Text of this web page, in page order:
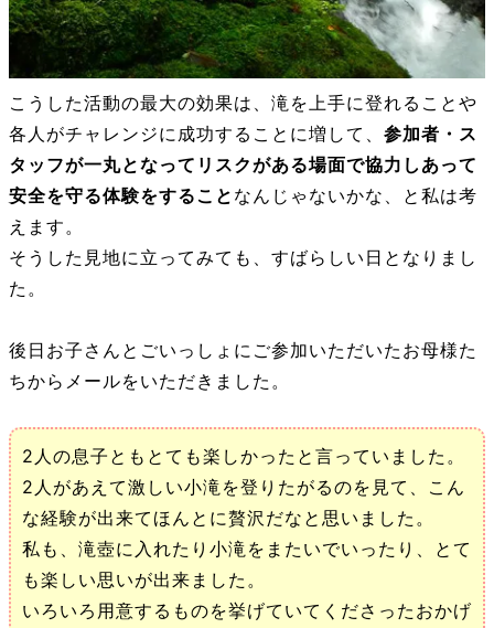
こうした活動の最大の効果は、滝を上手に登れることや
各人がチャレンジに成功することに増して、 参加者・ス
タッフが一丸となってリスクがある場面で協力しあって
安全を守る体験をすること なんじゃないかな、と私は考
えます。
そうした見地に立ってみても、すばらしい日となりまし
た。
後日お子さんとごいっしょにご参加いただいたお母様た
ちからメールをいただきました。
2人の息子ともとても楽しかったと言っていました。
2人があえて激しい小滝を登りたがるのを見て、こん
な経験が出来てほんとに贅沢だなと思いました。
私も、滝壺に入れたり小滝をまたいでいったり、とて
も楽しい思いが出来ました。
いろいろ用意するものを挙げていてくださったおかげ